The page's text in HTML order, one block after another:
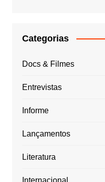
Categorias
Docs & Filmes
Entrevistas
Informe
Lançamentos
Literatura
Internacional